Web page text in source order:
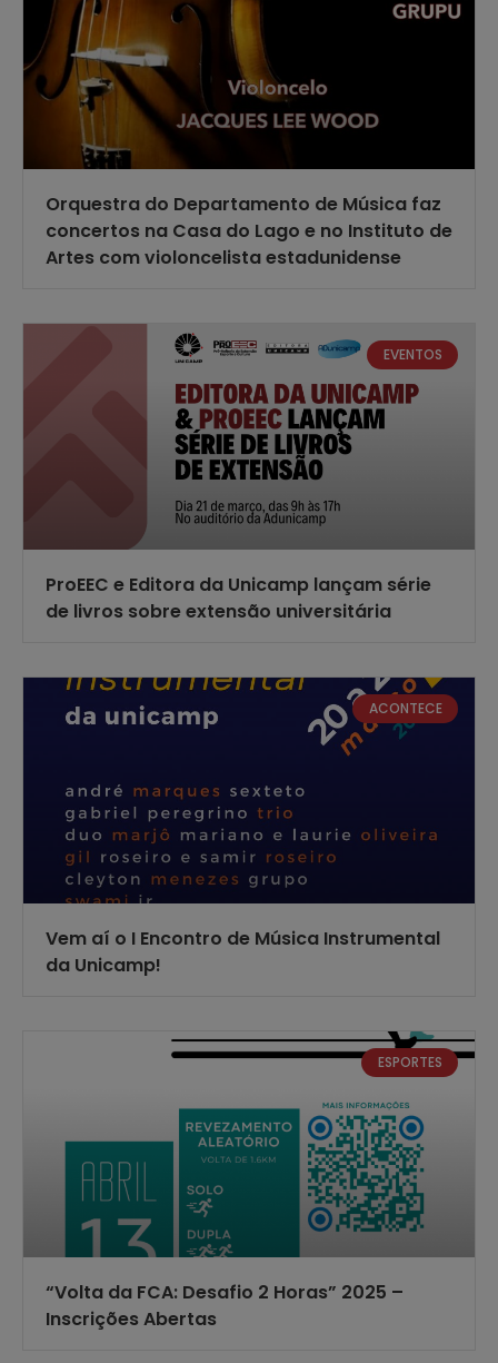
Orquestra do Departamento de Música faz
concertos na Casa do Lago e no Instituto de
Artes com violoncelista estadunidense
EVENTOS
ProEEC e Editora da Unicamp lançam série
de livros sobre extensão universitária
ACONTECE
Vem aí o I Encontro de Música Instrumental
da Unicamp!
ESPORTES
“Volta da FCA: Desafio 2 Horas” 2025 –
Inscrições Abertas